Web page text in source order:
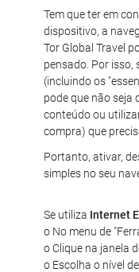
Tem que ter em
dispositivo, a
Tor Global Travel
pensado. Por isso,
(incluindo os
pode que não seja
conteúdo ou
compra) que
Portanto, ativar,
simples no seu
Se utiliza Internet
o No menu de
o Clique na janela
o Escolha o nível